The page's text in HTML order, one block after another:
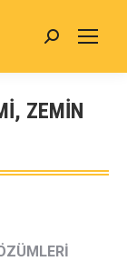
Search:
ZEMİN